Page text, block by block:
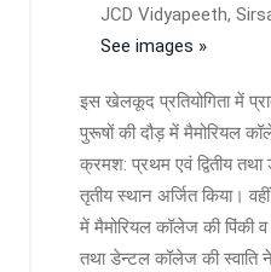
JCD Vidyapeeth,
See images »
इस खेलकूद प्रतियोगिता में
पुरूषों की दौड़ में मैमोरियल
क्रमश: प्रथम एवं द्वितीय
तृतीय स्थान अर्जित किया।
में मैमोरियल कॉलेज की पिंकी
तथा डेन्टल कॉलेज की स्वाति